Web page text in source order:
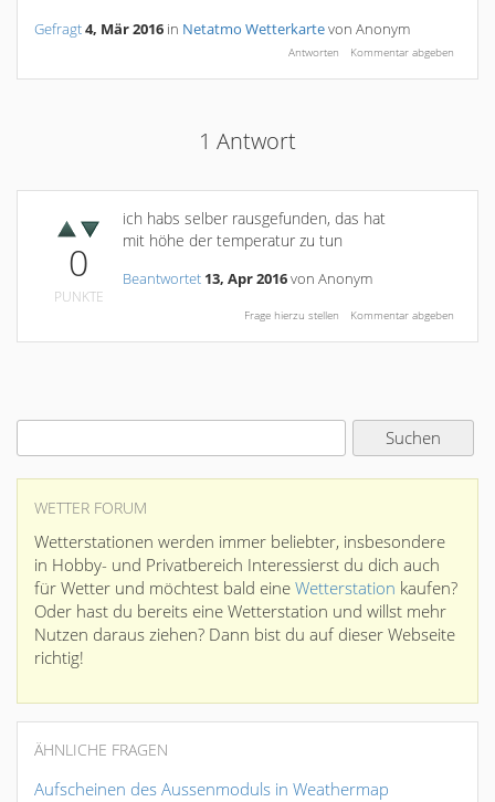
Gefragt4, Mär 2016 in Netatmo Wetterkartevon Anonym
1 Antwort
0
PUNKTE
ich habs selber rausgefunden, das hat
mit höhe der temperatur zu tun
Beantwortet 13, Apr 2016von Anonym
WETTER FORUM
Wetterstationen werden immer beliebter, insbesondere
in Hobby- und Privatbereich Interessierst du dich auch
für Wetter und möchtest bald eine Wetterstation kaufen?
Oder hast du bereits eine Wetterstation und willst mehr
Nutzen daraus ziehen? Dann bist du auf dieser Webseite
richtig!
ÄHNLICHE FRAGEN
Aufscheinen des Aussenmoduls in Weathermap